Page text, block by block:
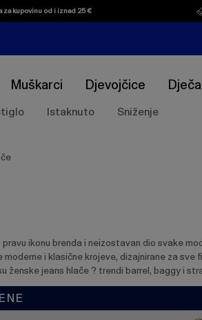
za kupovinu od i iznad 25 €
Muškarci Djevojčice
Istaknuto Sniženje
ikonu brenda i neizostavan dio svake
i klasične krojeve, dizajnirane za
ženske jeans hlače ? trendi barrel, baggy i
Popis
proizvoda